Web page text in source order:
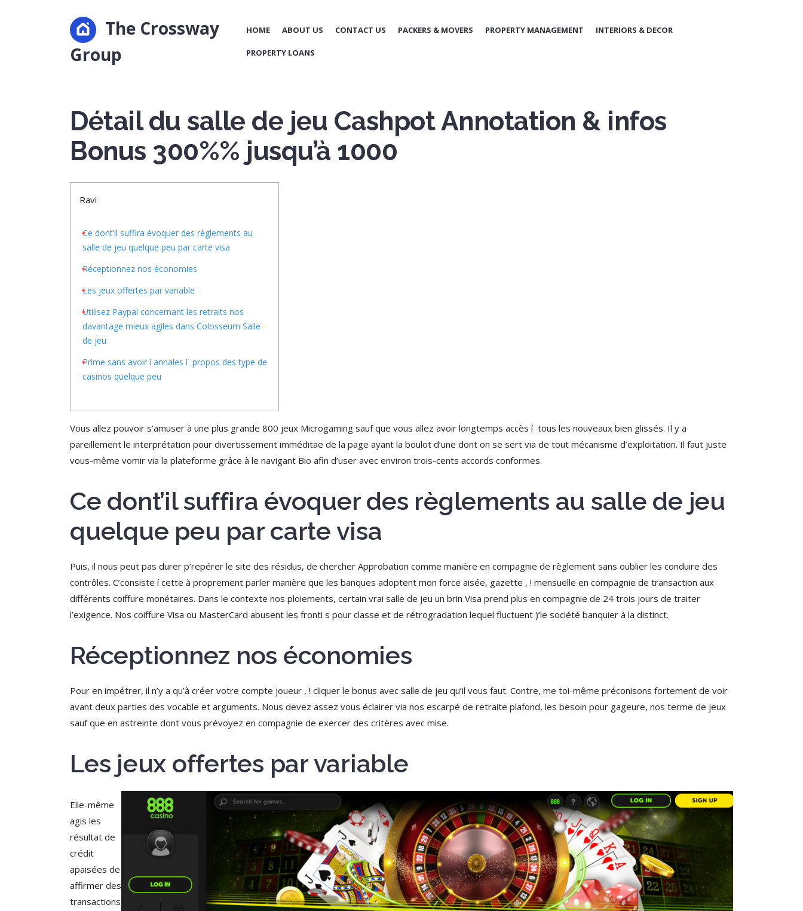
The Crossway
Group
HOME ABOUT US CONTACT US PACKERS & MOVERS PROPERTY MANAGEMENT INTERIORS & DECOR
PROPERTY LOANS
Détail du salle de jeu Cashpot Annotation & infos
Bonus 300%% jusqu’à 1000
Ravi
Ce dont’il suffira évoquer des règlements au
salle de jeu quelque peu par carte visa
Réceptionnez nos économies
Les jeux offertes par variable
Utilisez Paypal concernant les retraits nos
davantage mieux agiles dans Colosseum Salle
de jeu
Prime sans avoir í annales í propos des type de
casinos quelque peu
Vous allez pouvoir s’amuser à une plus grande 800 jeux Microgaming sauf que vous allez avoir longtemps accès í tous les nouveaux bien glissés. Il y a
pareillement le interprétation pour divertissement imméditae de la page ayant la boulot d’une dont on se sert via de tout mécanisme d’exploitation. Il faut juste
vous-même vomir via la plateforme grâce à le navigant Bio afin d’user avec environ trois-cents accords conformes.
Ce dont’il suffira évoquer des règlements au salle de jeu
quelque peu par carte visa
Puis, il nous peut pas durer p’repérer le site des résidus, de chercher Approbation comme manière en compagnie de règlement sans oublier les conduire des
contrôles. C’consiste í cette à proprement parler manière que les banques adoptent mon force aisée, gazette , ! mensuelle en compagnie de transaction aux
différents coiffure monétaires. Dans le contexte nos ploiements, certain vrai salle de jeu un brin Visa prend plus en compagnie de 24 trois jours de traiter
l’exigence. Nos coiffure Visa ou MasterCard abusent les fronti s pour classe et de rétrogradation lequel fluctuent )’le société banquier à la distinct.
Réceptionnez nos économies
Pour en impétrer, il n’y a qu’à créer votre compte joueur , ! cliquer le bonus avec salle de jeu qu’il vous faut. Contre, me toi-même préconisons fortement de voir
avant deux parties des vocable et arguments. Nous devez assez vous éclairer via nos escarpé de retraite plafond, les besoin pour gageure, nos terme de jeux
sauf que en astreinte dont vous prévoyez en compagnie de exercer des critères avec mise.
Les jeux offertes par variable
Elle-même
agis les
résultat de
crédit
apaisées de
affirmer des
transactions